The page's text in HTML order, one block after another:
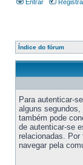
Entrar
Índice do fórum
Para autenticar-
alguns
também pode
de autenticar-se
relacionadas. Por
navegar pela